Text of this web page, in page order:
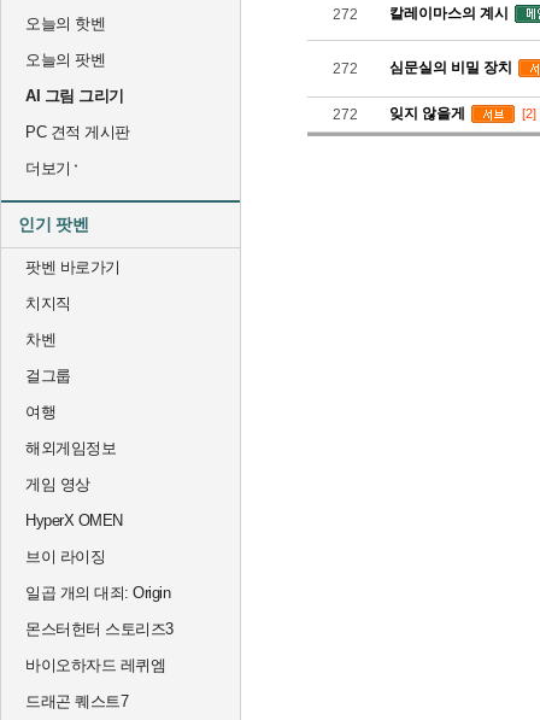
오늘의 핫벤
오늘의 팟벤
AI 그림 그리기
PC 견적 게시판
더보기
인기 팟벤
팟벤 바로가기
치지직
차벤
걸그룹
여행
해외게임정보
게임 영상
HyperX OMEN
브이 라이징
일곱 개의 대죄: Origin
몬스터헌터 스토리즈3
바이오하자드 레퀴엠
드래곤 퀘스트7
272 칼레이마스의 계시
272 심문실의 비밀 장치
272 잊지 않을게 [2]